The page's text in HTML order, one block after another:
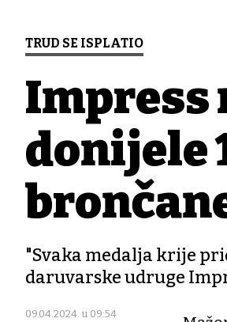
TRUD SE ISPLATIO
Impress
donijele
"Svaka medalja krije
daruvarske udruge
09.04.2024. u 09:54